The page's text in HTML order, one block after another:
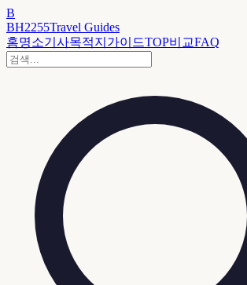
B
BH2255Travel Guides
홈명소기사목적지 가이드TOP비교FAQ